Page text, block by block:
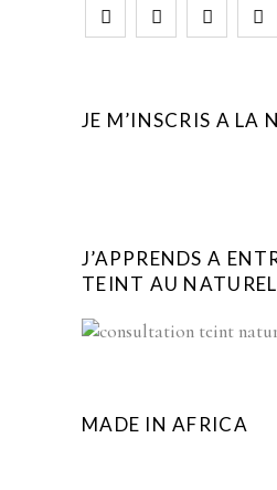
JE M’INSCRIS A LA
J’APPRENDS A
TEINT AU NATUREL
MADE IN AFRICA